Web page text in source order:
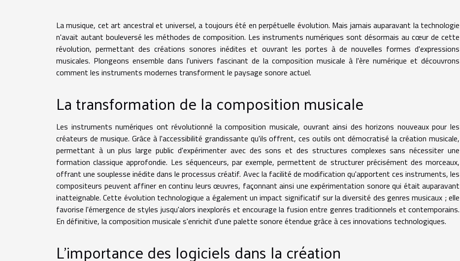
La musique, cet art ancestral et universel, a toujours été en perpétuelle évolution. Mais jamais auparavant la technologie
n'avait autant bouleversé les méthodes de composition. Les instruments numériques sont désormais au cœur de cette
révolution, permettant des créations sonores inédites et ouvrant les portes à de nouvelles formes d'expressions
musicales. Plongeons ensemble dans l'univers fascinant de la composition musicale à l'ère numérique et découvrons
comment les instruments modernes transforment le paysage sonore actuel.
La transformation de la composition musicale
Les instruments numériques ont révolutionné la composition musicale, ouvrant ainsi des horizons nouveaux pour les
créateurs de musique. Grâce à l'accessibilité grandissante qu'ils offrent, ces outils ont démocratisé la création musicale,
permettant à un plus large public d'expérimenter avec des sons et des structures complexes sans nécessiter une
formation classique approfondie. Les séquenceurs, par exemple, permettent de structurer précisément des morceaux,
offrant une souplesse inédite dans le processus créatif. Avec la facilité de modification qu'apportent ces instruments, les
compositeurs peuvent affiner en continu leurs œuvres, façonnant ainsi une expérimentation sonore qui était auparavant
inatteignable. Cette évolution technologique a également un impact significatif sur la diversité des genres musicaux ; elle
favorise l'émergence de styles jusqu'alors inexplorés et encourage la fusion entre genres traditionnels et contemporains.
En définitive, la composition musicale s'enrichit d'une palette sonore étendue grâce à ces innovations technologiques.
L'importance des logiciels dans la création